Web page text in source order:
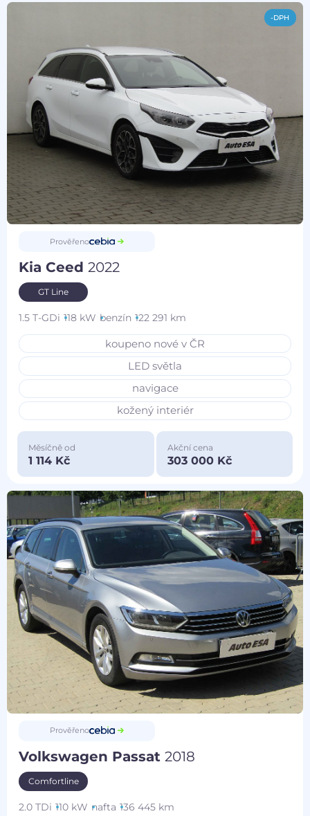
-DPH
Prověřeno
Kia Ceed2022
GT Line
1.5 T-GDi 118 kW benzín 122 291 km
koupeno nové v ČR
LED světla
navigace
kožený interiér
Měsíčně od
1 114 Kč
Akční cena
303 000 Kč
Prověřeno
Volkswagen Passat2018
Comfortline
2.0 TDi 110 kW nafta 136 445 km